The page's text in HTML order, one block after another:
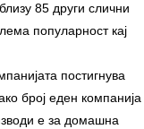
85 други слични
популарност кај
постигнува
број еден компанија
е за домашна